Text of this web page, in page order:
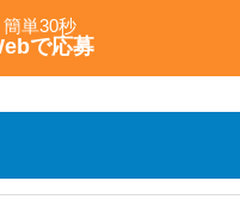
簡単30秒
で応募